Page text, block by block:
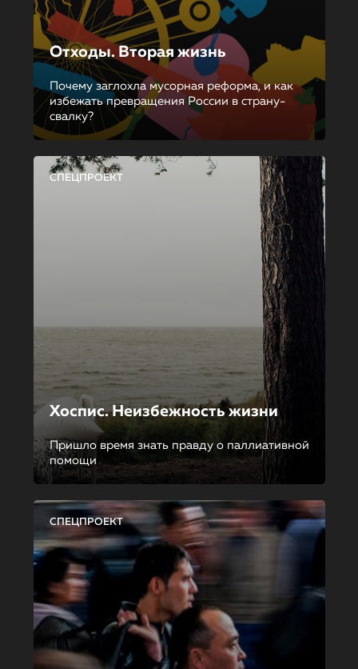
Отходы. Вторая жизнь
Почему заглохла мусорная реформа, и как
избежать превращения России в страну-
свалку?
СПЕЦПРОЕКТ
Хоспис. Неизбежность жизни
Пришло время знать правду о паллиативной
помощи
СПЕЦПРОЕКТ